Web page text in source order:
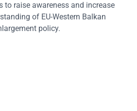
to raise awareness and increase
of EU-Western Balkan
policy.